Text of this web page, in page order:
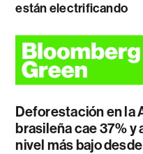
están electrificando
Deforestación en la
brasileña cae 37% y
nivel más bajo